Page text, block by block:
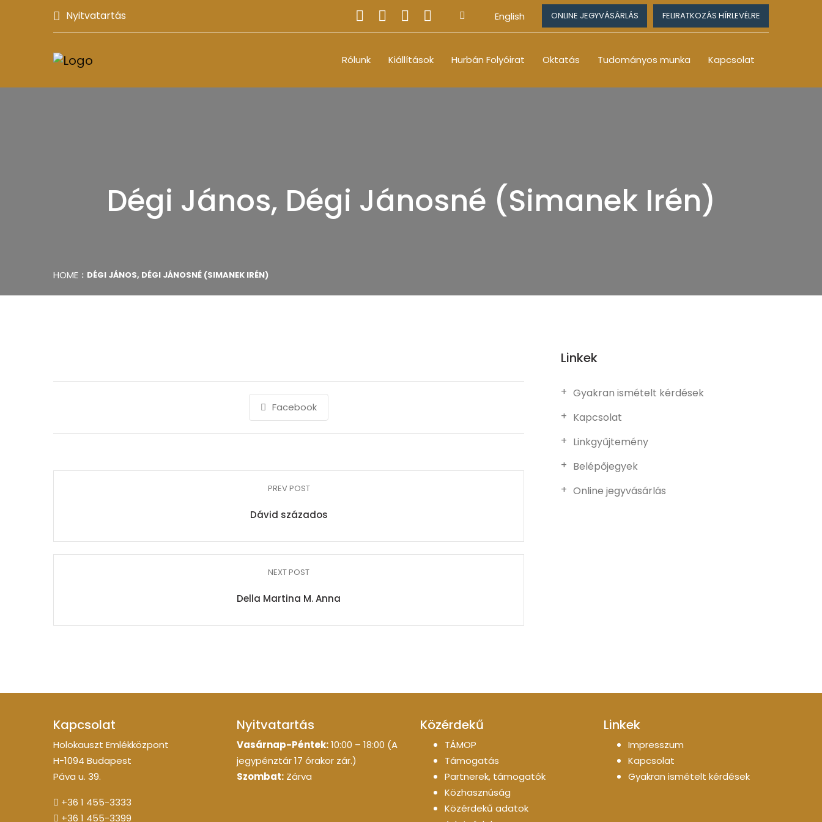
Nyitvatartás English ONLINE JEGYVÁSÁRLÁS FELIRATKOZÁS HÍRLEVÉLRE
Rólunk Kiállítások Hurbán Folyóirat Oktatás Tudományos munka Kapcsolat
Dégi János, Dégi Jánosné (Simanek Irén)
HOME DÉGI JÁNOS, DÉGI JÁNOSNÉ (SIMANEK IRÉN)
Facebook
PREV POST
Dávid százados
NEXT POST
Della Martina M. Anna
Linkek
Gyakran ismételt kérdések
Kapcsolat
Linkgyűjtemény
Belépőjegyek
Online jegyvásárlás
Kapcsolat
Holokauszt Emlékközpont
H-1094 Budapest
Páva u. 39.
+36 1 455-3333
+36 1 455-3399
Nyitvatartás
Vasárnap-Péntek:10:00 – 18:00 (A
jegypénztár 17 órakor zár.)
Szombat: Zárva
Közérdekű
TÁMOP
Támogatás
Partnerek, támogatók
Közhasznúság
Közérdekű adatok
Linkek
Impresszum
Kapcsolat
Gyakran ismételt kérdések